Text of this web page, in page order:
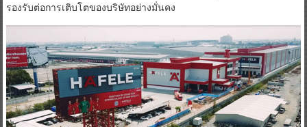
รองรับต่อการเติบโตของบริษัทอย่างมั่นคง